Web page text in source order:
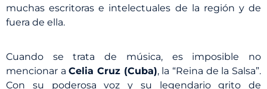
muchas escritoras e intelectuales de la región y de
fuera de ella.
Cuando se trata de música, es imposible no
mencionar aCelia Cruz (Cuba), la “Reina de la Salsa”.
Con su poderosa voz y su legendario grito de